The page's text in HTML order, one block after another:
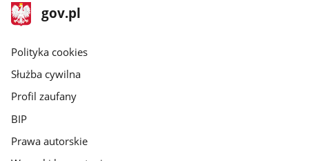
stopka
gov.pl
Strona
gov.pl
gov.pl
Polityka cookies
Służba cywilna
Profil zaufany
BIP
Prawa autorskie